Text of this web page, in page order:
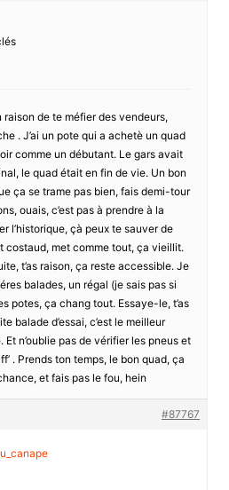
raison de te méfier des vendeurs,
. J’ai un pote qui a achetè un quad
comme un débutant. Le gars avait
le quad était en fin de vie. Un bon
ça se trame pas bien, fais demi-tour
ouais, c’est pas à prendre à la
l’historique, çà peux te sauver de
costaud, met comme tout, ça vieillit.
t’as raison, ça reste accessible. Je
balades, un régal (je sais pas si
potes, ça chang tout. Essaye-le, t’as
balade d’essai, c’est le meilleur
n’oublie pas de vérifier les pneus et
. Prends ton temps, le bon quad, ça
et fais pas le fou, hein
#87767